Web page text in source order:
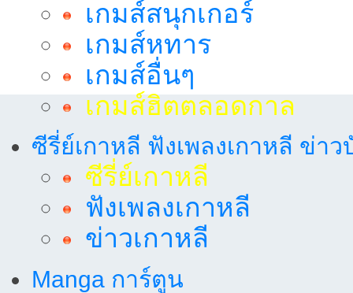
เกมส์สนุกเกอร์
เกมส์หทาร
เกมส์อื่นๆ
เกมส์ฮิตตลอดกาล
ซีรี่ย์เกาหลี ฟังเพลงเกาหลี ข่าว
ซีรี่ย์เกาหลี
ฟังเพลงเกาหลี
ข่าวเกาหลี
Manga การ์ตูน